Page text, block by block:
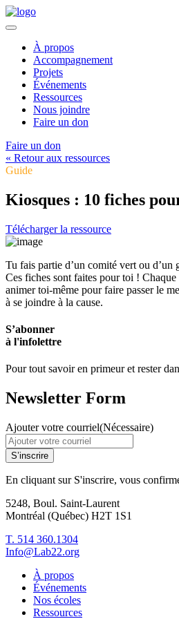
À propos
Accompagnement
Projets
Événements
Ressources
Nous joindre
Faire un don
Faire un don
« Retour aux ressources
Guide
Kiosques : 10 fiches
Télécharger la ressource
Tu fais partie d’un comité vert ou d’un
Ces fiches sont faites pour toi !
animer toi-même pour faire passer le
à se joindre à la cause.
S’abonner
à l'infolettre
Pour tout savoir en primeur et rester
Newsletter Form
Ajouter votre courriel(Nécessaire)
S’inscrire
En cliquant sur S'inscrire, vous
5248, Boul. Saint-Laurent
Montréal (Québec) H2T 1S1
T. 514 360.1304
Info@Lab22.org
À propos
Événements
Nos écoles
Ressources